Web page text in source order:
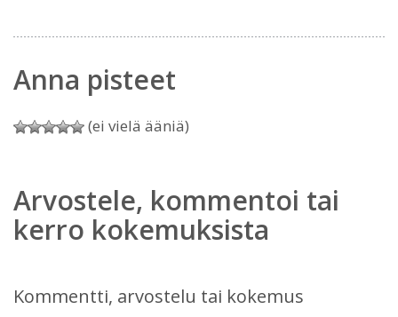
Anna pisteet
(ei vielä ääniä)
Arvostele, kommentoi tai
kerro kokemuksista
Kommentti, arvostelu tai kokemus